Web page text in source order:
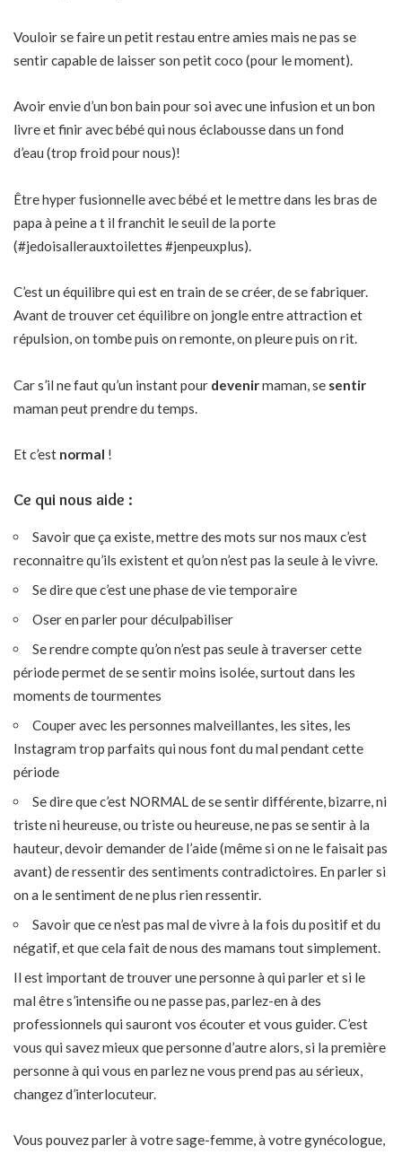
Vouloir se faire un petit restau entre amies mais ne pas se
sentir capable de laisser son petit coco (pour le moment).
Avoir envie d’un bon bain pour soi avec une infusion et un bon
livre et finir avec bébé qui nous éclabousse dans un fond
d’eau (trop froid pour nous)!
Être hyper fusionnelle avec bébé et le mettre dans les bras de
papa à peine a t il franchit le seuil de la porte
(#jedoisallerauxtoilettes #jenpeuxplus).
C’est un équilibre qui est en train de se créer, de se fabriquer.
Avant de trouver cet équilibre on jongle entre attraction et
répulsion, on tombe puis on remonte, on pleure puis on rit.
Car s’il ne faut qu’un instant pour devenirmaman, se sentir
maman peut prendre du temps.
Et c’est normal !
Ce qui nous aide :
Savoir que ça existe, mettre des mots sur nos maux c’est
reconnaitre qu’ils existent et qu’on n’est pas la seule à le vivre.
Se dire que c’est une phase de vie temporaire
Oser en parler pour déculpabiliser
Se rendre compte qu’on n’est pas seule à traverser cette
période permet de se sentir moins isolée, surtout dans les
moments de tourmentes
Couper avec les personnes malveillantes, les sites, les
Instagram trop parfaits qui nous font du mal pendant cette
période
Se dire que c’est NORMAL de se sentir différente, bizarre, ni
triste ni heureuse, ou triste ou heureuse, ne pas se sentir à la
hauteur, devoir demander de l’aide (même si on ne le faisait pas
avant) de ressentir des sentiments contradictoires. En parler si
on a le sentiment de ne plus rien ressentir.
Savoir que ce n’est pas mal de vivre à la fois du positif et du
négatif, et que cela fait de nous des mamans tout simplement.
Il est important de trouver une personne à qui parler et si le
mal être s’intensifie ou ne passe pas, parlez-en à des
professionnels qui sauront vos écouter et vous guider. C’est
vous qui savez mieux que personne d’autre alors, si la première
personne à qui vous en parlez ne vous prend pas au sérieux,
changez d’interlocuteur.
Vous pouvez parler à votre sage-femme, à votre gynécologue,